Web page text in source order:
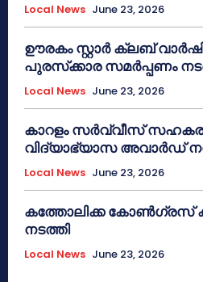
Local News June 23, 2026
ഊരകം സ്റ്റാർ ക്ലബ്
പുരസ്‌ക്കാര സമർപ്പണം
Local News June 23, 2026
കാറളം സർവ്വീസ്
വിദ്യാഭ്യാസ അവാർഡ്
Local News June 23, 2026
കത്തോലിക്ക കോൺഗ്രസ്
നടത്തി
Local News June 23, 2026